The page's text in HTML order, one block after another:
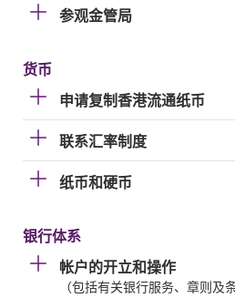
参观金管局
货币
申请复制香港流通纸币
联系汇率制度
纸币和硬币
银行体系
帐户的开立和操作
（包括有关银行服务、章则及